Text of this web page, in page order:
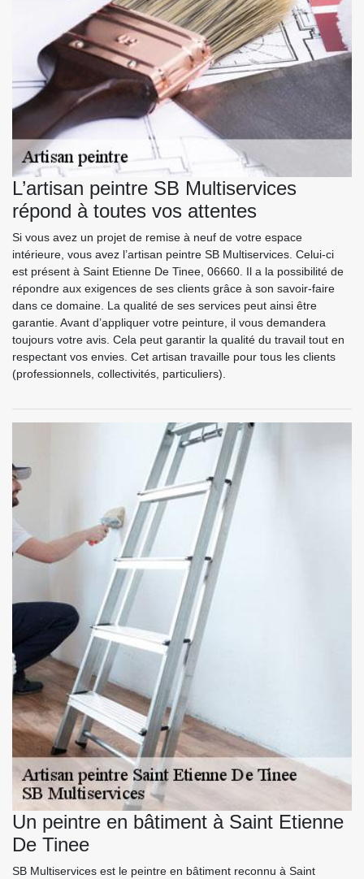
L’artisan peintre SB Multiservices
répond à toutes vos attentes
Si vous avez un projet de remise à neuf de votre espace
intérieure, vous avez l’artisan peintre SB Multiservices. Celui-ci
est présent à Saint Etienne De Tinee, 06660. Il a la possibilité de
répondre aux exigences de ses clients grâce à son savoir-faire
dans ce domaine. La qualité de ses services peut ainsi être
garantie. Avant d’appliquer votre peinture, il vous demandera
toujours votre avis. Cela peut garantir la qualité du travail tout en
respectant vos envies. Cet artisan travaille pour tous les clients
(professionnels, collectivités, particuliers).
Un peintre en bâtiment à Saint Etienne
De Tinee
SB Multiservices est le peintre en bâtiment reconnu à Saint